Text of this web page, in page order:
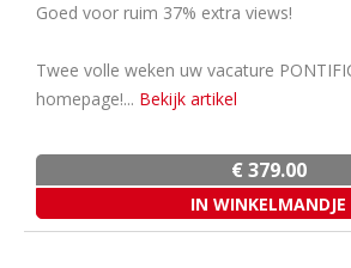
Goed voor ruim 37% extra views!
Twee volle weken uw vacature
homepage!... Bekijk artikel
€ 379.00